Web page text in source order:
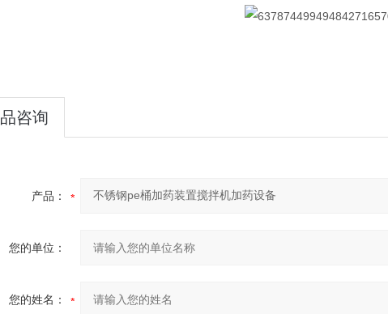
咨询
产品：
您的单位：
您的姓名：